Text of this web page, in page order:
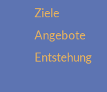
Ziele
Angebote
Entstehung